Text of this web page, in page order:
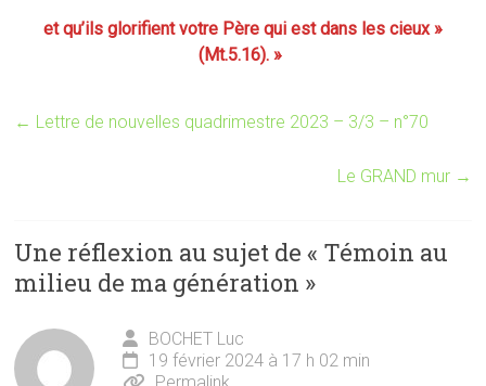
et qu’ils glorifient votre Père qui est dans les cieux »
(Mt.5.16). »
← Lettre de nouvelles quadrimestre 2023 – 3/3 – n°70
Le GRAND mur →
Une réflexion au sujet de « Témoin au
milieu de ma génération »
BOCHET Luc
19 février 2024 à 17 h 02 min